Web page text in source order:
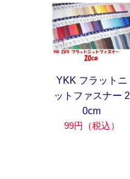
YKK フラットニ
ットファスナー 2
0cm
99円（税込）